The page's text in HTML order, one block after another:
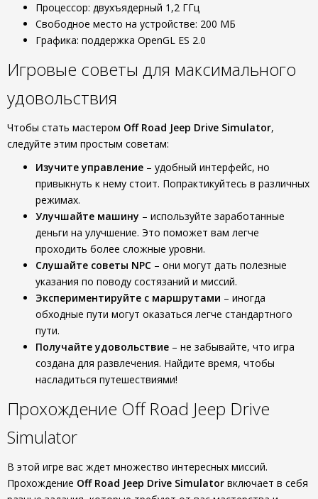
Процессор: двухъядерный 1,2 ГГц
Свободное место на устройстве: 200 МБ
Графика: поддержка OpenGL ES 2.0
Игровые советы для максимального
удовольствия
Чтобы стать мастером Off Road Jeep Drive Simulator,
следуйте этим простым советам:
Изучите управление – удобный интерфейс, но
привыкнуть к нему стоит. Попрактикуйтесь в различных
режимах.
Улучшайте машину – используйте заработанные
деньги на улучшение. Это поможет вам легче
проходить более сложные уровни.
Слушайте советы NPC – они могут дать полезные
указания по поводу состязаний и миссий.
Экспериментируйте с маршрутами – иногда
обходные пути могут оказаться легче стандартного
пути.
Получайте удовольствие – не забывайте, что игра
создана для развлечения. Найдите время, чтобы
насладиться путешествиями!
Прохождение Off Road Jeep Drive
Simulator
В этой игре вас ждет множество интересных миссий.
Прохождение Off Road Jeep Drive Simulator включает в себя